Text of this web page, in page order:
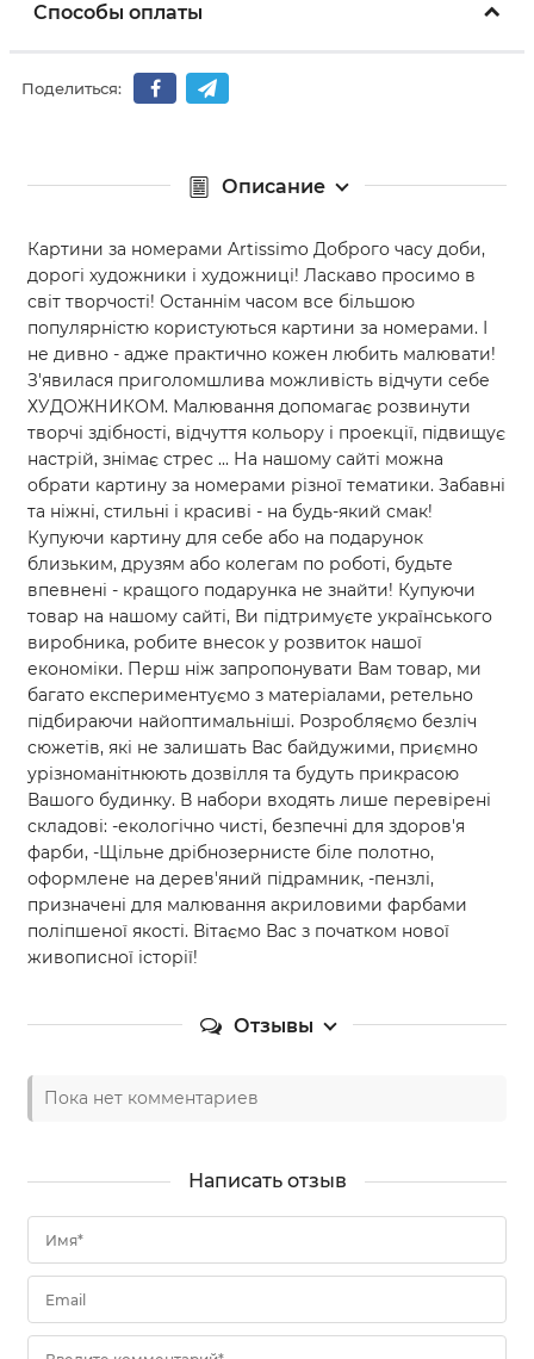
Способы оплаты
Поделиться:
Описание
Картини за номерами Artissimo Доброго часу доби,
дорогі художники і художниці! Ласкаво просимо в
світ творчості! Останнім часом все більшою
популярністю користуються картини за номерами. І
не дивно - адже практично кожен любить малювати!
З'явилася приголомшлива можливість відчути себе
ХУДОЖНИКОМ. Малювання допомагає розвинути
творчі здібності, відчуття кольору і проекції, підвищує
настрій, знімає стрес ... На нашому сайті можна
обрати картину за номерами різної тематики. Забавні
та ніжні, стильні і красиві - на будь-який смак!
Купуючи картину для себе або на подарунок
близьким, друзям або колегам по роботі, будьте
впевнені - кращого подарунка не знайти! Купуючи
товар на нашому сайті, Ви підтримуєте українського
виробника, робите внесок у розвиток нашої
економіки. Перш ніж запропонувати Вам товар, ми
багато експериментуємо з матеріалами, ретельно
підбираючи найоптимальніші. Розробляємо безліч
сюжетів, які не залишать Вас байдужими, приємно
урізноманітнюють дозвілля та будуть прикрасою
Вашого будинку. В набори входять лише перевірені
складові: -екологічно чисті, безпечні для здоров'я
фарби, -Щільне дрібнозернисте біле полотно,
оформлене на дерев'яний підрамник, -пензлі,
призначені для малювання акриловими фарбами
поліпшеної якості. Вітаємо Вас з початком нової
живописної історії!
Отзывы
Пока нет комментариев
Написать отзыв
Имя*
Email